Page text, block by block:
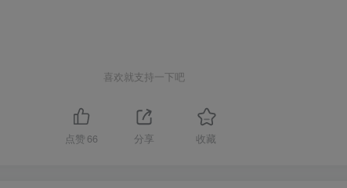
喜欢就支持一下吧
点赞 66 分享 收藏